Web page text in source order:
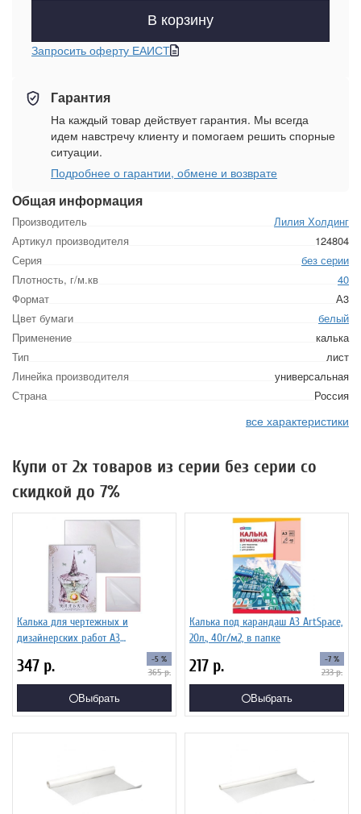
Общая информация
Производитель
Лилия Холдинг
Артикул производителя
124804
Серия
без серии
Плотность, г/м.кв
40
Формат
А3
Цвет бумаги
белый
Применение
калька
Тип
лист
Линейка производителя
универсальная
Страна
Россия
все характеристики
В корзину
Запросить оферту ЕАИСТ
Гарантия
На каждый товар действует гарантия. Мы всегда
идем навстречу клиенту и помогаем решить спорные
ситуации.
Подробнее о гарантии, обмене и возврате
Купи от 2х товаров из серии без серии со
скидкой до 7%
Калька для чертежных и
дизайнерских работ А3
папке
347 р. -5 %
365р.
Выбрать
Калька под карандаш А3 ArtSpace,
20л., 40г/м2, в папке
217 р. -7 %
233р.
Выбрать